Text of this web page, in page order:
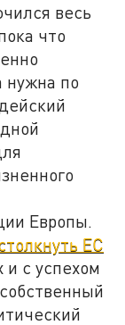
весь
что
нужна по
Европы.
ЕС
и с успехом